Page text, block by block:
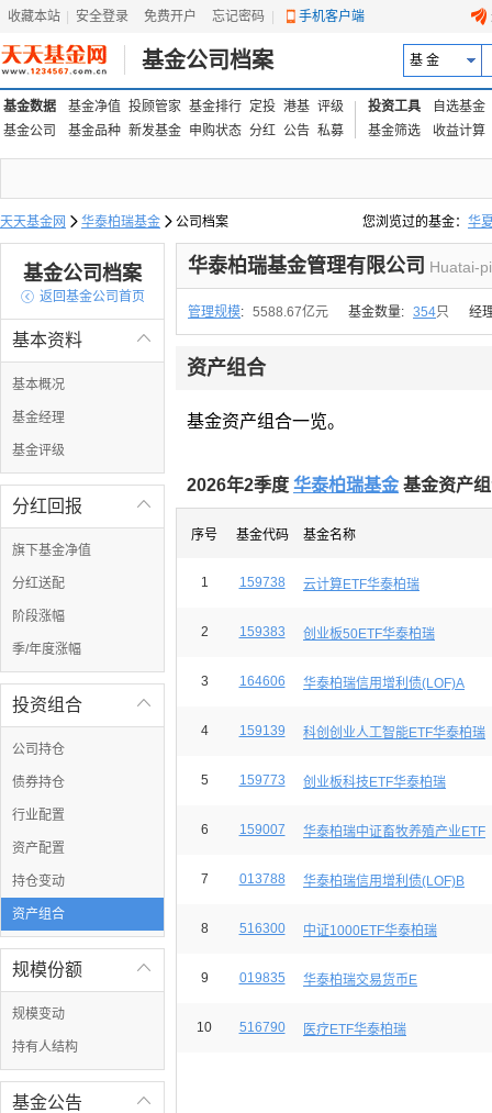
收藏本站 安全登录 免费开户 忘记密码 手机客户端
基金公司档案 基 金
基金数据 基金净值 投顾管家 基金排行 定投 港基 评级
基金公司
基金品种 新发基金 申购状态 分红 公告 私募
投资工具
自选基金
基金筛选
收益计算
天天基金网  华泰柏瑞基金  公司档案 您浏览过的基金： 华
易方达上证中盘ETF联
基金公司档案
 返回基金公司首页

基本资料
基本概况
基金经理
基金评级

分红回报
旗下基金净值
分红送配
阶段涨幅
季/年度涨幅

投资组合
公司持仓
债券持仓
行业配置
资产配置
持仓变动
资产组合

规模份额
规模变动
持有人结构

基金公告
华泰柏瑞基金管理有限公司 Huatai-
管理规模: 5588.67亿元 基金数量: 354只 经
资产组合
基金资产组合一览。
2026年2季度 华泰柏瑞基金 基金资产
序号 基金代码 基金名称
1 159738 云计算ETF华泰柏瑞
2 159383 创业板50ETF华泰柏瑞
3 164606 华泰柏瑞信用增利债(LOF)A
4 159139 科创创业人工智能ETF华泰柏瑞
5 159773 创业板科技ETF华泰柏瑞
6 159007 华泰柏瑞中证畜牧养殖产业ETF
7 013788 华泰柏瑞信用增利债(LOF)B
8 516300 中证1000ETF华泰柏瑞
9 019835 华泰柏瑞交易货币E
10 516790 医疗ETF华泰柏瑞